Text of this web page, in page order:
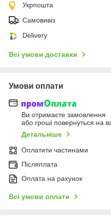
Укрпошта
Самовивіз
Delivery
Всі умови доставки
Умови оплати
Ви отримаєте замовлення
або гроші повернуться на
Детальніше
Оплатити частинами
Післяплата
Оплата на рахунок
Всі умови оплати